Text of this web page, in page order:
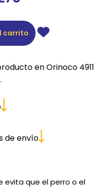
carrito
en Orinoco 4911
de envío
evita que el perro o el